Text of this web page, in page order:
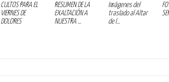
CULTOS PARA EL
VIERNES DE
DOLORES
RESUMEN DE LA
EXALTACIÓN A
NUESTRA ...
Imágenes del
traslado al Altar
de l...